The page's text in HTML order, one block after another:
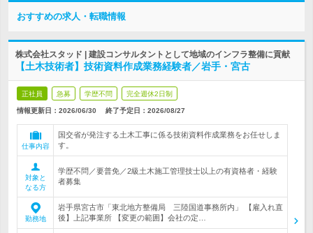
おすすめの求人・転職情報
株式会社スタッド | 建設コンサルタントとして地域のインフラ整備に貢献
【土木技術者】技術資料作成業務経験者／岩手・宮古
正社員 急募 学歴不問 完全週休2日制
情報更新日：2026/06/30 終了予定日： 2026/08/27
仕事内容
国交省が発注する土木工事に係る技術資料作成業務をお任せしま
す。
対象と
なる方
学歴不問／要普免／2級土木施工管理技士以上の有資格者・経験
者募集
勤務地
岩手県宮古市「東北地方整備局 三陸国道事務所内」 【雇入れ直
後】上記事業所 【変更の範囲】会社の定…